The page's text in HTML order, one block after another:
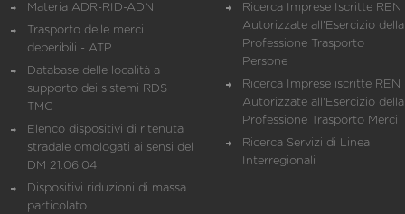
Materia ADR-RID-ADN
Trasporto delle merci
deperibili - ATP
Database delle località a
supporto dei sistemi RDS
TMC
Elenco dispositivi di ritenuta
stradale omologati ai sensi del
DM 21.06.04
Dispositivi riduzioni di massa
particolato
Ricerca Imprese Iscritte REN
Autorizzate all'Esercizio della
Professione Trasporto
Persone
Ricerca Imprese iscritte REN
Autorizzate all'Esercizio della
Professione Trasporto Merci
Ricerca Servizi di Linea
Interregionali